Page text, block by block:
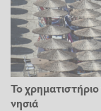
Το
νησιά